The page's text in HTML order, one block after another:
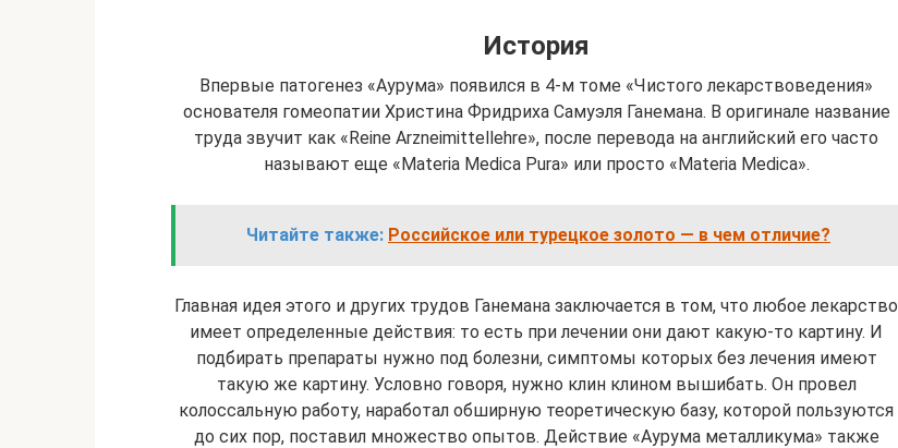
История
Впервые патогенез «Аурума» появился в 4-м томе «Чистого лекарствоведения»
основателя гомеопатии Христина Фридриха Самуэля Ганемана. В оригинале название
труда звучит как «Reine Arzneimittellehre», после перевода на английский его часто
называют еще «Materia Medica Pura» или просто «Materia Medica».
Читайте также: Российское или турецкое золото — в чем отличие?
Главная идея этого и других трудов Ганемана заключается в том, что любое лекарство
имеет определенные действия: то есть при лечении они дают какую-то картину. И
подбирать препараты нужно под болезни, симптомы которых без лечения имеют
такую же картину. Условно говоря, нужно клин клином вышибать. Он провел
колоссальную работу, наработал обширную теоретическую базу, которой пользуются
до сих пор, поставил множество опытов. Действие «Аурума металликума» также